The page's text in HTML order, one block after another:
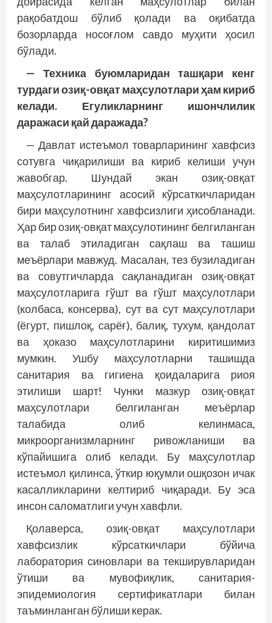
рақобатдош бўлиб қолади ва оқибатда
бозорларда носоғлом савдо муҳити ҳосил
бўлади.
— Техника буюмларидан таш­қари кенг
турдаги озиқ-овқат маҳсулотлари ҳам кириб
келади. Егуликларнинг ишончлилик
даражаси қай даражада?
— Давлат истеъмол товарларининг хавф­сиз
сотувга чиқарилиши ва кириб келиши учун
жавобгар. Шундай экан озиқ-овқат
маҳсулотларининг асосий кўрсаткичларидан
бири маҳсулотнинг хавфсизлиги ҳисобланади.
Ҳар бир озиқ-овқат маҳсулотининг белгиланган
ва талаб этиладиган сақлаш ва ташиш
меъёрлари мавжуд. Масалан, тез бузиладиган
ва совутгичларда сақланадиган озиқ-овқат
маҳсулотларига гўшт ва гўшт маҳсулотлари
(колбаса, консерва), сут ва сут маҳсулотлари
(ёгурт, пишлоқ, сарёғ), балиқ, тухум, қандолат
ва ҳоказо маҳсулотларини киритишимиз
мумкин. Ушбу маҳсулотларни ташишда
санитария ва гигиена қоидаларига риоя
этилиши шарт! Чунки мазкур озиқ-овқат
маҳсулотлари белгиланган меъёрлар
талабида олиб келинмаса,
микроорганизмларнинг ривожланиши ва
кўпайишига олиб келади. Бу маҳсулотлар
истеъмол қилинса, ўткир юқумли ошқозон ичак
касалликларини келтириб чиқаради. Бу эса
инсон саломатлиги учун хавфли.
Қолаверса, озиқ-овқат маҳсулотлари
хавфсизлик кўрсаткичлари бўйича
лаборатория синовлари ва текширувларидан
ўтиши ва мувофиқлик, санитария-
эпидемиология сертификатлари билан
таъминланган бўлиши керак.